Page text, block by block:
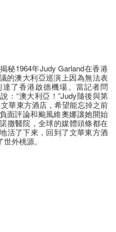
1964年Judy Garland在香港
的澳大利亞巡演上因為無法表
了香港啟德機場。當記者問
：“澳大利亞！”Judy隨後與第
華東方酒店，希望能忘掉之前
面評論和颱風維奧娜讓她開始
撒醫院，全球的媒體頭條都在
活了下來，回到了文華東方酒
外桃源。